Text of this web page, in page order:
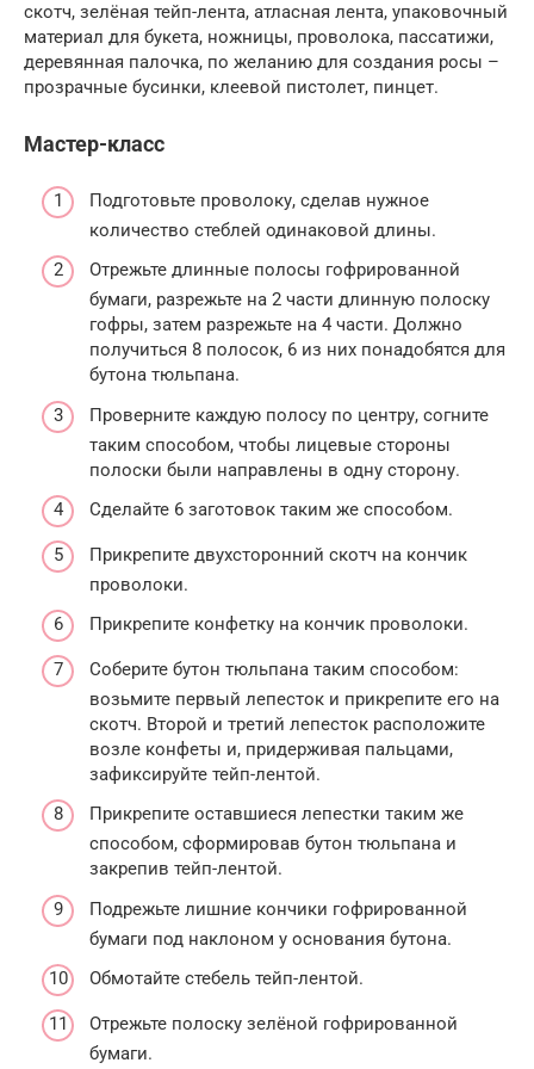
скотч, зелёная тейп-лента, атласная лента, упаковочный
материал для букета, ножницы, проволока, пассатижи,
деревянная палочка, по желанию для создания росы –
прозрачные бусинки, клеевой пистолет, пинцет.
Мастер-класс
Подготовьте проволоку, сделав нужное
количество стеблей одинаковой длины.
Отрежьте длинные полосы гофрированной
бумаги, разрежьте на 2 части длинную полоску
гофры, затем разрежьте на 4 части. Должно
получиться 8 полосок, 6 из них понадобятся для
бутона тюльпана.
Проверните каждую полосу по центру, согните
таким способом, чтобы лицевые стороны
полоски были направлены в одну сторону.
Сделайте 6 заготовок таким же способом.
Прикрепите двухсторонний скотч на кончик
проволоки.
Прикрепите конфетку на кончик проволоки.
Соберите бутон тюльпана таким способом:
возьмите первый лепесток и прикрепите его на
скотч. Второй и третий лепесток расположите
возле конфеты и, придерживая пальцами,
зафиксируйте тейп-лентой.
Прикрепите оставшиеся лепестки таким же
способом, сформировав бутон тюльпана и
закрепив тейп-лентой.
Подрежьте лишние кончики гофрированной
бумаги под наклоном у основания бутона.
Обмотайте стебель тейп-лентой.
Отрежьте полоску зелёной гофрированной
бумаги.